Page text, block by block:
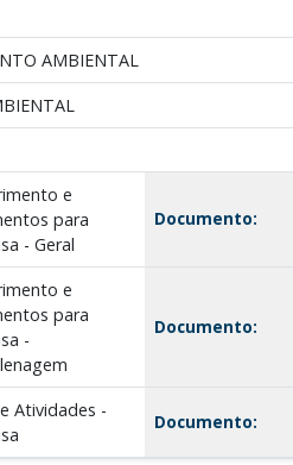
AMBIENTAL
e
para
- Geral
Documento:
e
para
-
Documento:
Atividades -
Documento: